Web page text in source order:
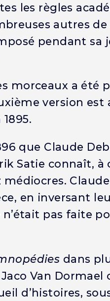
les règles
autres
pendant sa
morceaux a été
version est
que Claude
Satie connaît,
en inversant
n’était pas faite
dans
Van Dormael
d’histoires,